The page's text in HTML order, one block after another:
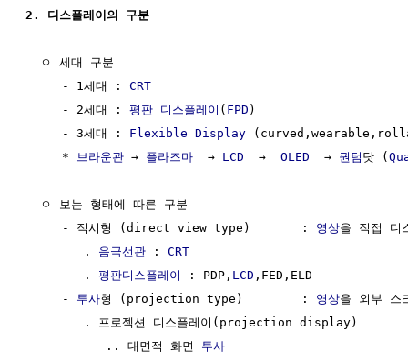
2. 디스플레이의 구분
  ㅇ 세대 구분
     - 1세대 :
CRT
     - 2세대 :
평판 디스플레이 ( FPD )
     - 3세대 :
Flexible Display
     *
브라운관 → 플라즈마
  →
LCD
  →
OLED
  →
퀀텀 닷 (
  ㅇ 보는 형태에 따른 구분
     - 직시형 (direct view type)       :
영상을 직접 디
        .
음극선관 : CRT
        .
평판디스플레이 : PDP, LCD ,FED,ELD
     -
투사형 (projection type)        : 영상을 외부 스
        . 프로젝션 디스플레이(projection display)
           .. 대면적 화면
투사